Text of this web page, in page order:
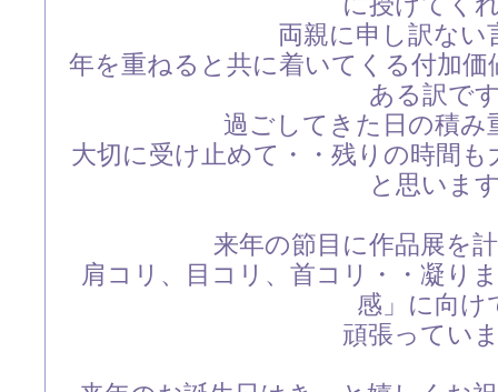
両親に申し訳ない
年を重ねると共に着いてくる付加
ある訳で
過ごしてきた日の積み
大切に受け止めて・・残りの時間
と思いま
来年の節目に作品展を
肩コリ、目コリ、首コリ・・凝り
感」に向け
頑張ってい